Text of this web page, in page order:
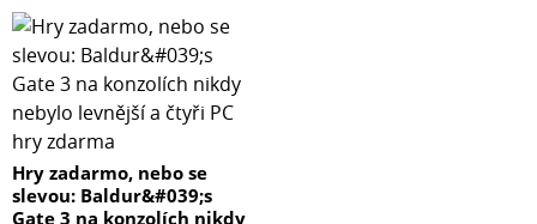
Hry zadarmo, nebo se
slevou: Baldur&#039;s
Gate 3 na konzolích nikdy